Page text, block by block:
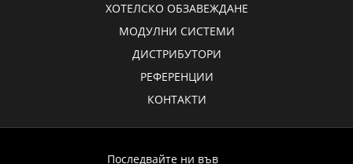
ХОТЕЛСКО ОБЗАВЕЖДАНЕ
МОДУЛНИ СИСТЕМИ
ДИСТРИБУТОРИ
РЕФЕРЕНЦИИ
КОНТАКТИ
Последвайте ни във